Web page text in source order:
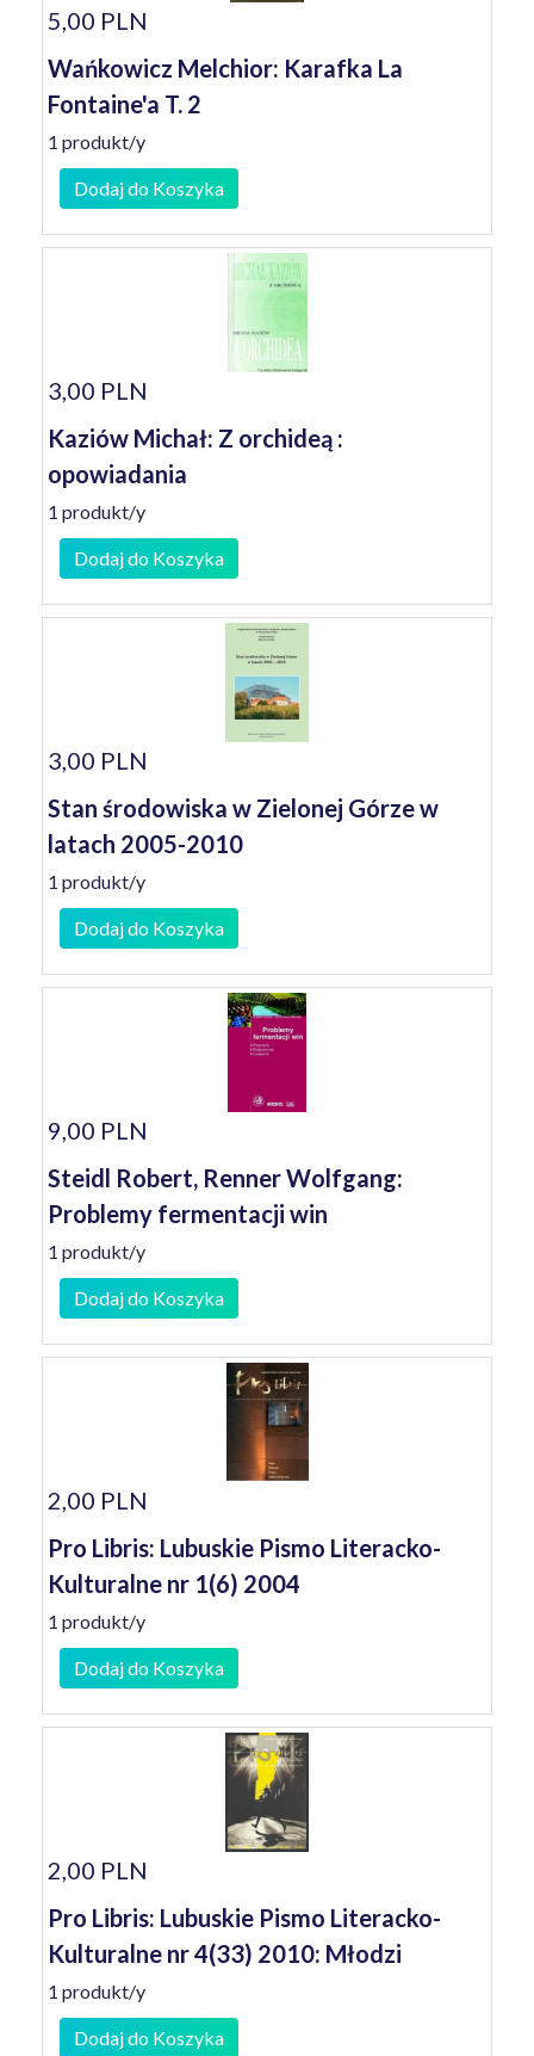
5,00 PLN
Wańkowicz Melchior: Karafka La
Fontaine'a T. 2
1 produkt/y
Dodaj do Koszyka
3,00 PLN
Kaziów Michał: Z orchideą :
opowiadania
1 produkt/y
Dodaj do Koszyka
3,00 PLN
Stan środowiska w Zielonej Górze w
latach 2005-2010
1 produkt/y
Dodaj do Koszyka
9,00 PLN
Steidl Robert, Renner Wolfgang:
Problemy fermentacji win
1 produkt/y
Dodaj do Koszyka
2,00 PLN
Pro Libris: Lubuskie Pismo Literacko-
Kulturalne nr 1(6) 2004
1 produkt/y
Dodaj do Koszyka
2,00 PLN
Pro Libris: Lubuskie Pismo Literacko-
Kulturalne nr 4(33) 2010: Młodzi
1 produkt/y
Dodaj do Koszyka